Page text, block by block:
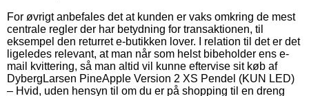
For øvrigt anbefales det at kunden er vaks omkring de mest
centrale regler der har betydning for transaktionen, til
eksempel den returret e-butikken lover. I relation til det er det
ligeledes relevant, at man når som helst bibeholder ens e-
mail kvittering, så man altid vil kunne eftervise sit køb af
DybergLarsen PineApple Version 2 XS Pendel (KUN LED)
– Hvid, uden hensyn til om du er på shopping til en dreng